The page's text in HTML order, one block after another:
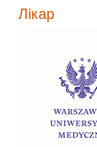
Лікар